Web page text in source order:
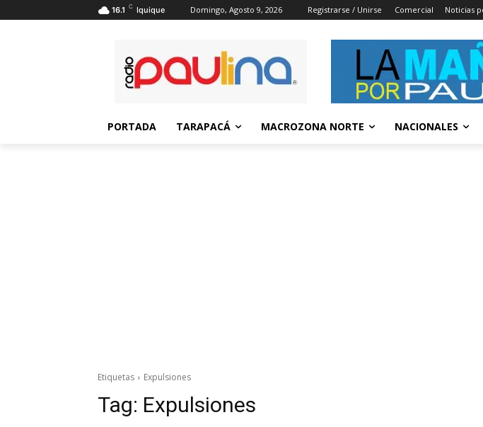
16.1 C Iquique Domingo, Agosto 9, 2026 Registrarse / Unirse Comercial Noticias
PORTADA TARAPACÁ MACROZONA NORTE NACIONALES
Etiquetas Expulsiones
Tag: Expulsiones